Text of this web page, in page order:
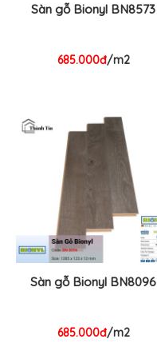
Sàn gỗ Bionyl BN8573
685.000đ/m2
Sàn gỗ Bionyl BN8096
685.000đ/m2